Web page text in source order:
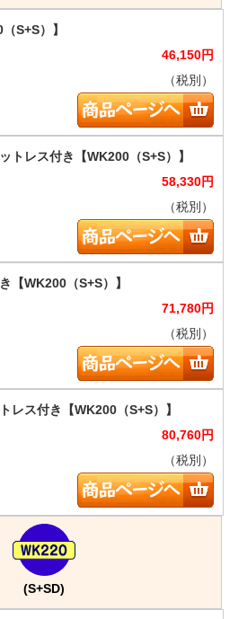
46,150円
（税別）
58,330円
（税別）
71,780円
（税別）
80,760円
（税別）
(S+SD)